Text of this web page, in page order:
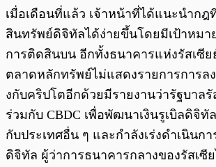
เมื่อเดือนที่แล้ว เจ้าหน้าที่ได้แนะนำก
สินทรัพย์ดิจิทัลได้ง่ายขึ้นโดยมีเป้าหมา
การติดสินบน อีกทั้งธนาคารแห่งรัสเซีย
ตลาดหลักทรัพย์ไม่แสดงรายการการล
งกับคริปโตอีกด้วยมีรายงานว่ารัฐบาลรั
ร่วมกับ CBDC เพื่อพัฒนาเงินรูเบิลดิจิทั
กับประเทศอื่น ๆ และกำลังเร่งดำเนินกา
ดิจิทัล ผู้ว่าการธนาคารกลางของรัสเซี